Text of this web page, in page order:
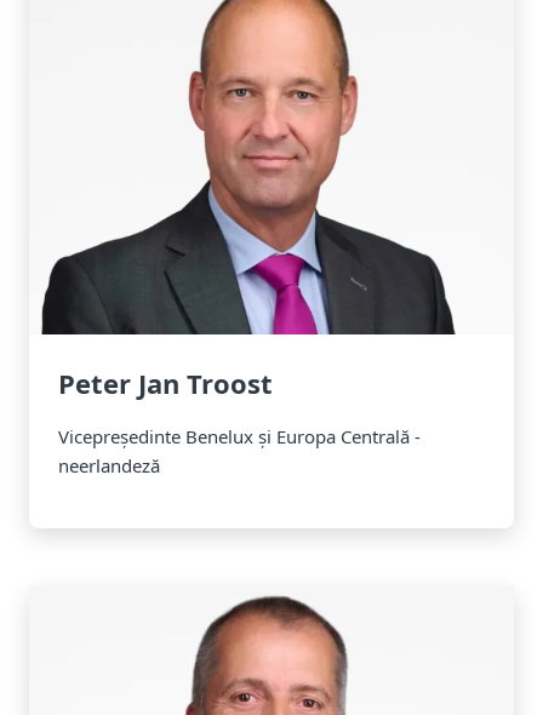
Peter Jan Troost
Vicepreședinte Benelux și Europa Centrală -
neerlandeză